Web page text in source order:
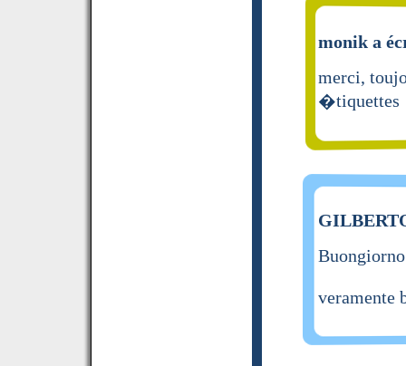
monik a
merci,
�tiquettes
veramente